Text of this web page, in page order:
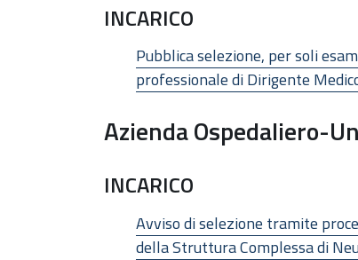
INCARICO
Pubblica selezione, per soli
professionale di Dirigente
Azienda Ospedaliero-
INCARICO
Avviso di selezione tramite
della Struttura Complessa di